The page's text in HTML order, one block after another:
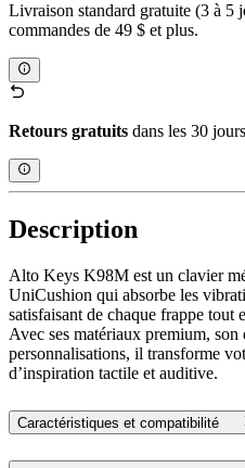
Livraison standard gratuite (3 à 5
commandes de 49 $ et plus.
Retours gratuits dans les 30
Description
Alto Keys K98M est un clavier
UniCushion qui absorbe les
satisfaisant de chaque frappe
Avec ses matériaux premium, son
personnalisations, il transforme
d’inspiration tactile et auditive.
Caractéristiques et compatibilité